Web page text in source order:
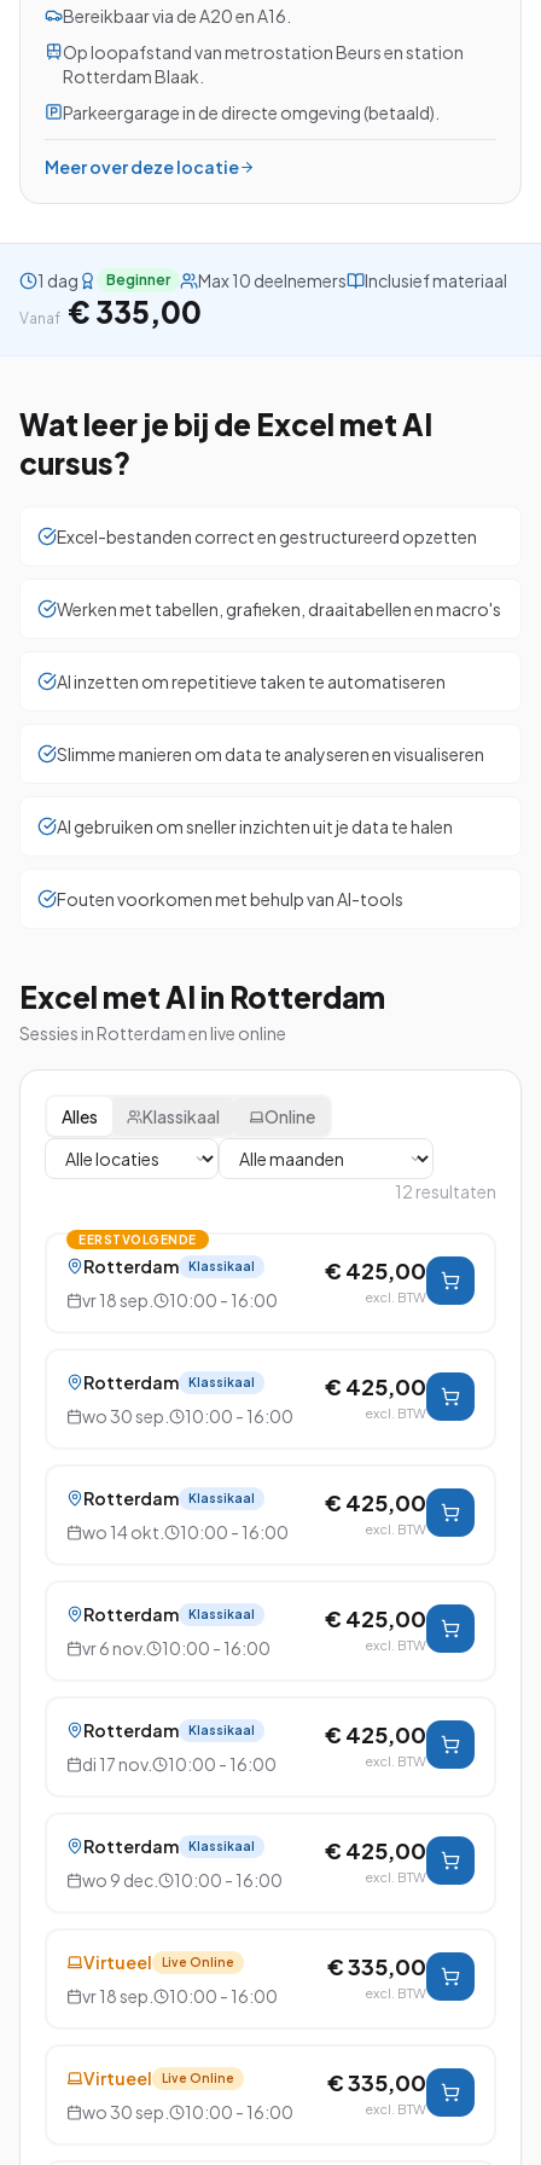
Bekijk alle cursussen
Gratis studiegids downloaden
4.8/5
Bereikbaar via de A20 en A16.
Op loopafstand van metrostation Beurs en station
Rotterdam Blaak.
Parkeergarage in de directe omgeving (betaald).
Meer over deze locatie
1 dag Beginner Max 10 deelnemers Inclusief materiaal
Vanaf € 335,00
Wat leer je bij de Excel met AI
cursus?
Excel-bestanden correct en gestructureerd opzetten
Werken met tabellen, grafieken, draaitabellen en macro's
AI inzetten om repetitieve taken te automatiseren
Slimme manieren om data te analyseren en visualiseren
AI gebruiken om sneller inzichten uit je data te halen
Fouten voorkomen met behulp van AI-tools
Excel met AI in Rotterdam
Sessies in Rotterdam en live online
Alles Klassikaal Online
12 resultaten
EERSTVOLGENDE
Rotterdam Klassikaal
vr 18 sep. 10:00 - 16:00
€ 425,00
excl. BTW
Rotterdam Klassikaal
wo 30 sep. 10:00 - 16:00
€ 425,00
excl. BTW
Rotterdam Klassikaal
wo 14 okt. 10:00 - 16:00
€ 425,00
excl. BTW
Rotterdam Klassikaal
vr 6 nov. 10:00 - 16:00
€ 425,00
excl. BTW
Rotterdam Klassikaal
di 17 nov. 10:00 - 16:00
€ 425,00
excl. BTW
Rotterdam Klassikaal
wo 9 dec. 10:00 - 16:00
€ 425,00
excl. BTW
Virtueel Live Online
vr 18 sep. 10:00 - 16:00
€ 335,00
excl. BTW
Virtueel Live Online
wo 30 sep. 10:00 - 16:00
€ 335,00
excl. BTW